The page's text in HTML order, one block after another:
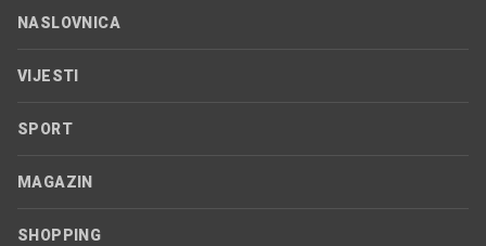
NASLOVNICA
VIJESTI
SPORT
MAGAZIN
SHOPPING